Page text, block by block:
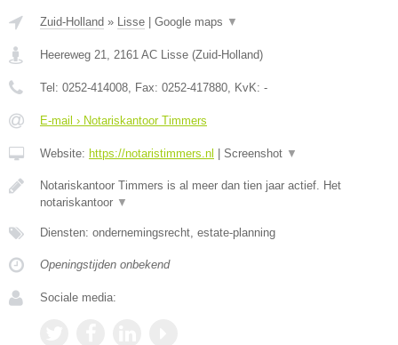
Zuid-Holland » Lisse Google maps ▼
Heereweg 21, 2161 AC Lisse (Zuid-Holland)
Tel: 0252-414008, Fax: 0252-417880, KvK: -
E-mail › Notariskantoor Timmers
Website: https://notaristimmers.nl Screenshot ▼
Notariskantoor Timmers is al meer dan tien jaar actief. Het
notariskantoor ▼
Diensten: ondernemingsrecht, estate-planning
Openingstijden onbekend
Sociale media: